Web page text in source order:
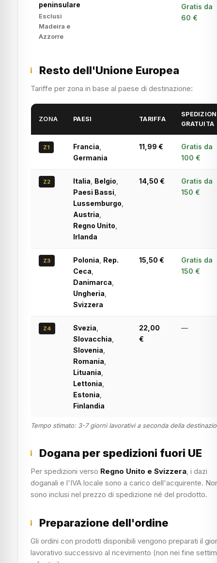
peninsulare
Esclusi
Madeira e
Azzorre
Gratis da
60 €
Resto dell'Unione Europea
Tariffe per zona in base al paese di destinazione:
ZONA PAESI TARIFFA
GRATUITA
Z1 Francia
Germania
11,99 €
Gratis da
100 €
Z2 Italia Belgio
Paesi Bassi
Lussemburgo
Austria
Regno Unito
Irlanda
14,50 €
Gratis da
150 €
Z3 Polonia Rep.
Ceca
Danimarca
Ungheria
Svizzera
15,50 €
Gratis da
150 €
Z4 Svezia
Slovacchia
Slovenia
Romania
Lituania
Lettonia
Estonia
Finlandia
22,00
€
—
Tempo stimato: 3-7 giorni lavorativi a seconda della
Dogana per spedizioni fuori UE
Per spedizioni verso Regno Unito e Svizzera, i dazi
doganali e l'IVA locale sono a carico dell'acquirente.
sono inclusi nel prezzo di spedizione né del prodotto.
Preparazione dell'ordine
Gli ordini con prodotti disponibili vengono preparati il
lavorativo successivo al ricevimento (non nei fine